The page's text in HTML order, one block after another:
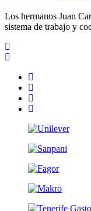
Los hermanos Juan
sistema de trabajo y